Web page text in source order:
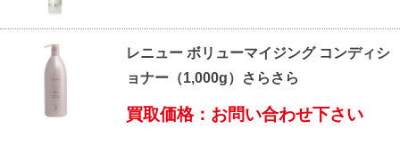
レニュー ボリューマイジング コンディシ
ョナー（1,000g）さらさら
買取価格：お問い合わせ下さい